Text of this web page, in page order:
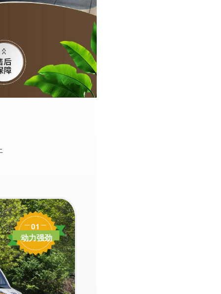
01
动力强劲